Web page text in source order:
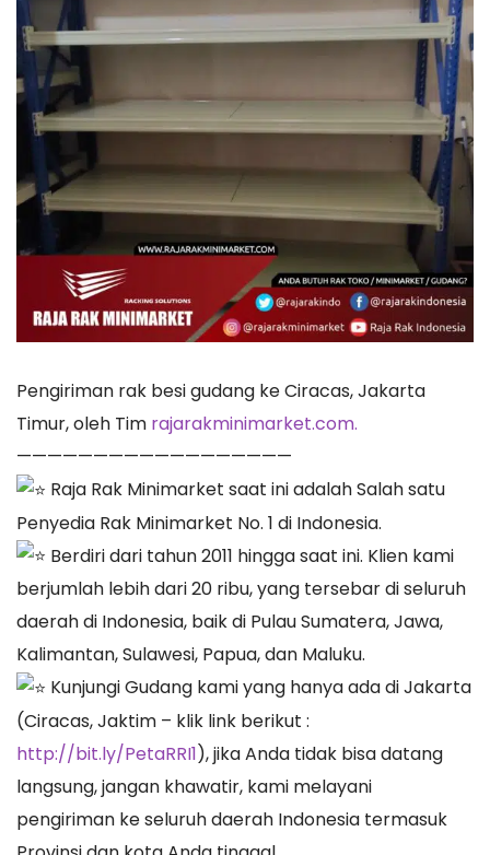
Pengiriman rak besi gudang ke Ciracas, Jakarta
Timur, oleh Tim rajarakminimarket.com.
——————————————————
Raja Rak Minimarket saat ini adalah Salah satu
Penyedia Rak Minimarket No. 1 di Indonesia.
Berdiri dari tahun 2011 hingga saat ini. Klien kami
berjumlah lebih dari 20 ribu, yang tersebar di seluruh
daerah di Indonesia, baik di Pulau Sumatera, Jawa,
Kalimantan, Sulawesi, Papua, dan Maluku.
Kunjungi Gudang kami yang hanya ada di Jakarta
(Ciracas, Jaktim – klik link berikut :
http://bit.ly/PetaRRI1), jika Anda tidak bisa datang
langsung, jangan khawatir, kami melayani
pengiriman ke seluruh daerah Indonesia termasuk